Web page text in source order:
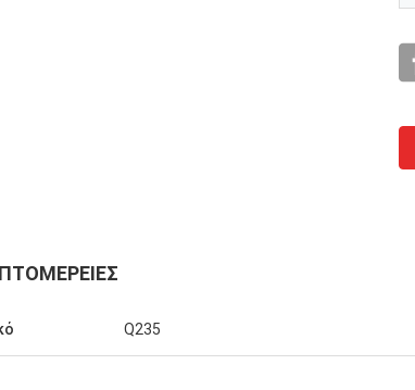
Είστε πραγματικά επιχείρηση 5 αστεριών.
Q235